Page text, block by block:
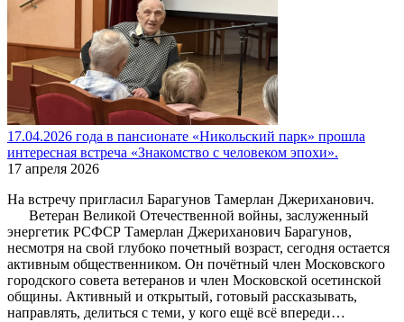
17.04.2026 года в пансионате «Никольский парк» прошла
интересная встреча «Знакомство с человеком эпохи».
17 апреля 2026
На встречу пригласил Барагунов Тамерлан Джериханович.
Ветеран Великой Отечественной войны, заслуженный
энергетик РСФСР Тамерлан Джериханович Барагунов,
несмотря на свой глубоко почетный возраст, сегодня остается
активным общественником. Он почётный член Московского
городского совета ветеранов и член Московской осетинской
общины. Активный и открытый, готовый рассказывать,
направлять, делиться с теми, у кого ещё всё впереди…